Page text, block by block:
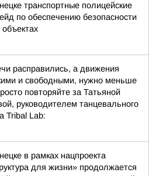
транспортные полицейские
по обеспечению безопасности
расправились, а движения
и свободными, нужно меньше
повторяйте за Татьяной
руководителем танцевального
Tribal Lab:
в рамках нацпроекта
для жизни» продолжается